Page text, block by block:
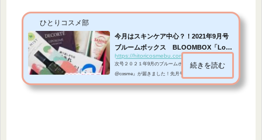
ひとりコスメ部
今月はスキンケア中心？！2021年9月号
ブルームボックス BLOOMBOX「Love
it!」中身...
https://hitoricosmebu.com/bloombox2021-9
次号２０２１年9月のブルームボックス『BLOOMBOX by
@cosme』が届きました！先月号8月号の中身ネタバレは
こちらです↓ブルームボックスが割引なる当ブログ限定の
続きを読む